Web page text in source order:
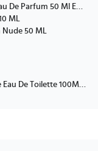
Viktor & Rolf Bonbon Collection Berry Jelly Eau De Parfum 50 Ml Eau De Parfum Nude 50 ML
ML
Nude 50 ML
Escentric Molecules Molecule 01 + Clary Sage Eau De Toilette 100Ml Nude 100 ML